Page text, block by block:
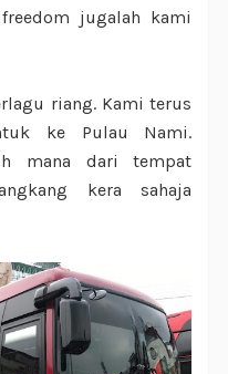
jugalah kami
riang. Kami terus
ke Pulau Nami.
mana dari tempat
kera sahaja